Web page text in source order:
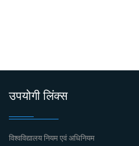
उपयोगी लिंक्स
विश्वविद्यालय नियम एवं अधिनियम